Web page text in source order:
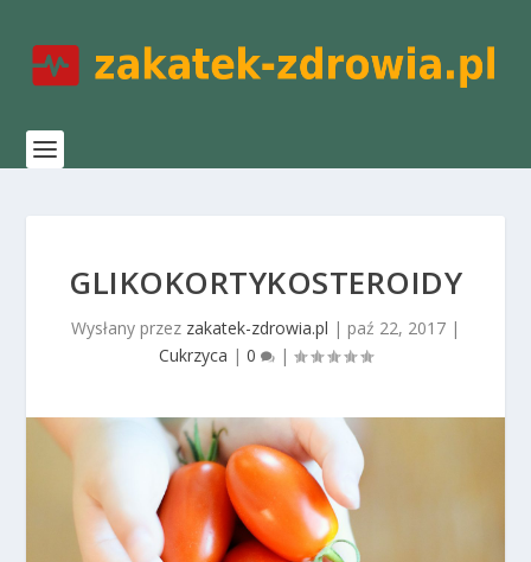
GLIKOKORTYKOSTEROIDY
Wysłany przez zakatek-zdrowia.pl | paź 22, 2017 |
Cukrzyca | 0 |